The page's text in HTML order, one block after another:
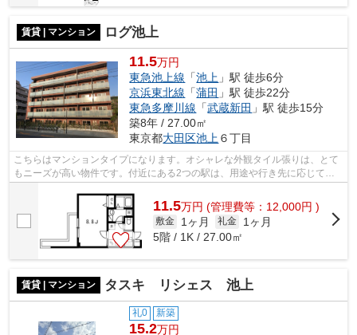
賃貸 | マンション ログ池上
11.5万円
東急池上線 「池上 」駅 徒歩6分
京浜東北線 「蒲田 」駅 徒歩22分
東急多摩川線 「武蔵新田 」駅 徒歩15分
築8年 / 27.00㎡
東京都大田区池上 ６丁目
こちらはマンションタイプになります。オシャレな外観タイル張りは、とて
もニーズが高い物件です。付近にある2つの駅は、用途や行き先に応じて使
11.5万円 (管理費等：12,000円 )
敷金 1ヶ月 礼金
1ヶ月
5階 / 1K / 27.00㎡
賃貸 | マンション タスキ リシェス 池上
礼0 新築
15.2万円